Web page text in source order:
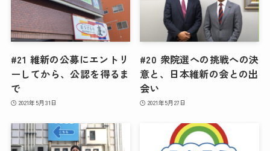
#21 維新の公募にエントリ
ーしてから、公認を得るま
で
2021年5月31日
#20 衆院選への挑戦への決
意と、日本維新の会との出
会い
2021年5月27日